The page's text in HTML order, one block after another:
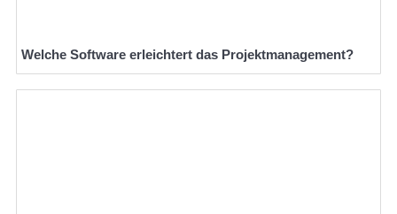
Welche Software erleichtert das Projektmanagement?